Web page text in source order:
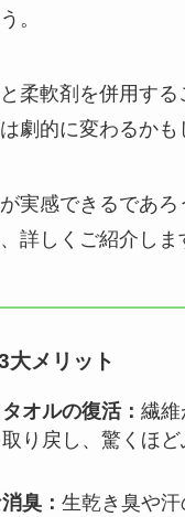
。
柔軟剤を併用する
劇的に変わるかも
実感できるであろ
詳しくご紹介しま
大メリット
オルの復活： 繊維
り戻し、驚くほ
臭： 生乾き臭や